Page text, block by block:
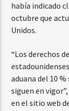
había indicado
octubre que
Unidos.
“Los derechos
aduana del 10
siguen en
en el sitio web